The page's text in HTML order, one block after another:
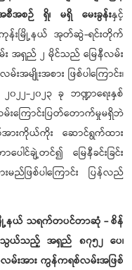
စီအစဉ် ရှိ၊ မရှိ မေးခွန်းနှင့်
န်းမြို့နယ် အုတ်ဆွဲ-ရင်းတိုက်
အရှည် ၂ မိုင်သည် မြေနီလမ်း
းအမျိုးအစား ဖြစ်ပါကြောင်း၊
၀၂၂-၂၀၂၃ ခု ဘဏ္ဍာရေးနှစ်
ောင်းပြတ်တောက်မှုမရှိဘဲ
အားကိုယ်ကိုး ဆောင်ရွက်ထား
ါင်ချဲ့တင်၍ မြေနီခင်းခြင်း
မည်ဖြစ်ပါကြောင်း ပြန်လည်
ြို့နယ် သရက်တပင်တာဆုံ - စိန်
ယ်သည့် အရှည် ၈၇၅၂ ပေ၊
မ်းအား ကွန်ကရစ်လမ်းအဖြစ်